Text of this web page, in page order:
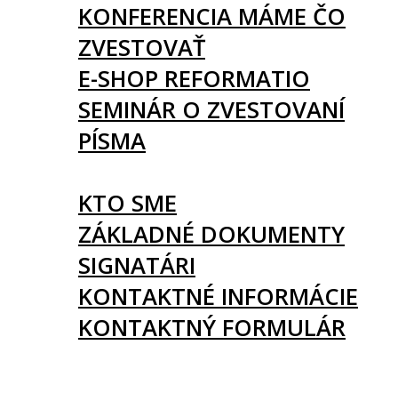
KONFERENCIA MÁME ČO
ZVESTOVAŤ
E-SHOP REFORMATIO
SEMINÁR O ZVESTOVANÍ
PÍSMA
KTO SME
ZÁKLADNÉ DOKUMENTY
SIGNATÁRI
KONTAKTNÉ INFORMÁCIE
KONTAKTNÝ FORMULÁR